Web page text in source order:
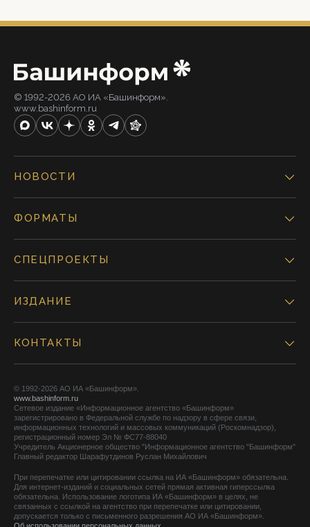
© 1992-2026 АО ИА «Башинформ».
www.bashinform.ru
НОВОСТИ
ФОРМАТЫ
СПЕЦПРОЕКТЫ
ИЗДАНИЕ
КОНТАКТЫ
© 1992-2026 АО ИА «Башинформ».
www.bashinform.ru
Сетевое издание «Информационное агентство «Башинформ»
зарегистрировано в Федеральной службе по надзору в сфере связи,
информационных технологий и массовых коммуникаций (Роскомнадзор),
регистрационный номер Эл № ФС77-88040
Учредитель Акционерное общество "Информационное агентство "Башинформ"
Главный редактор Шарафутдинов Руслан Михайлович
При перепечатке или цитировании ссылка на ИА «Башинформ» обязательна.
Для интернет-изданий и социальных сетей прямая активная гиперссылка
обязательна. Использование логотипа ИА «Башинформ» в целях, не
связанных с ссылкой на агентство при перепечатке или цитировании,
допускается только с письменного разрешения АО ИА «Башинформ».